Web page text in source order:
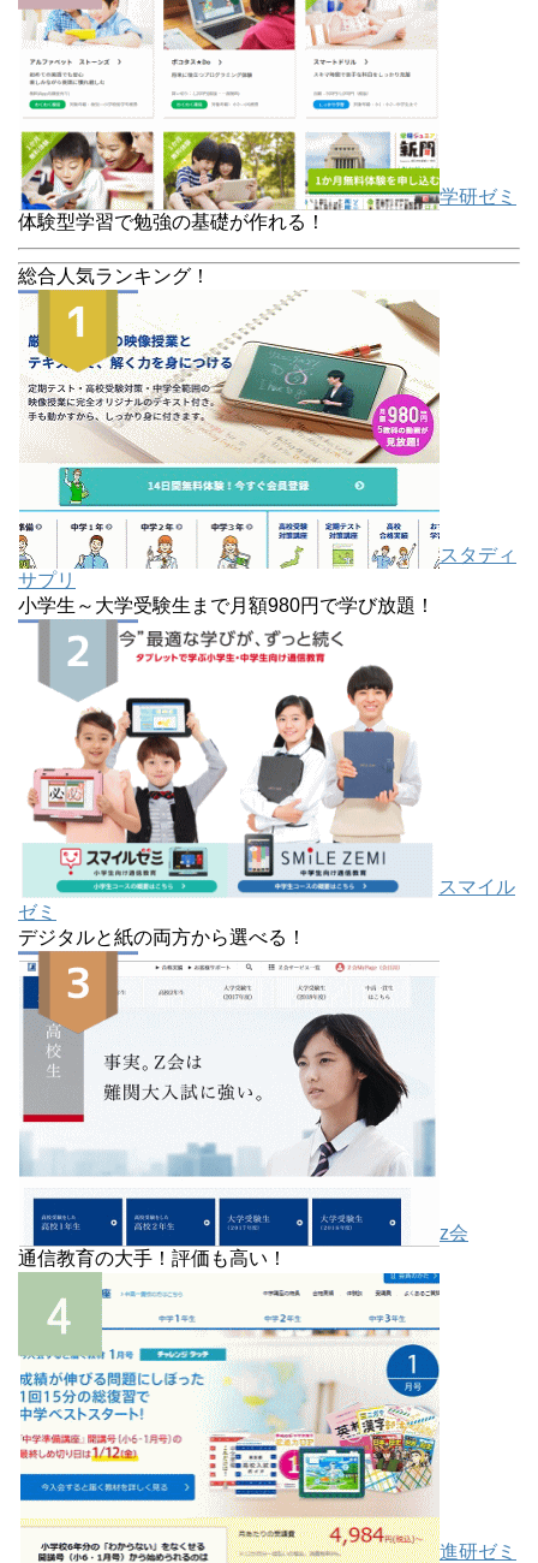
学研ゼミ
体験型学習で勉強の基礎が作れる！
総合人気ランキング！
スタディ
サプリ
小学生～大学受験生まで月額980円で学び放題！
スマイル
ゼミ
デジタルと紙の両方から選べる！
z会
通信教育の大手！評価も高い！
進研ゼミ